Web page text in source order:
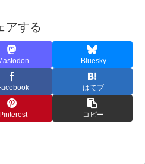
アする
Bluesky
はてブ
Pinterest コピー